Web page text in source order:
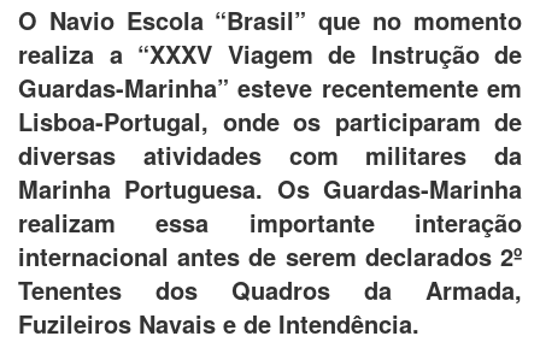
O Navio Escola “Brasil” que no momento
realiza a “XXXV Viagem de Instrução de
Guardas-Marinha” esteve recentemente em
Lisboa-Portugal, onde os participaram de
diversas atividades com militares da
Marinha Portuguesa. Os Guardas-Marinha
realizam essa importante interação
internacional antes de serem declarados 2º
Tenentes dos Quadros da Armada,
Fuzileiros Navais e de Intendência.